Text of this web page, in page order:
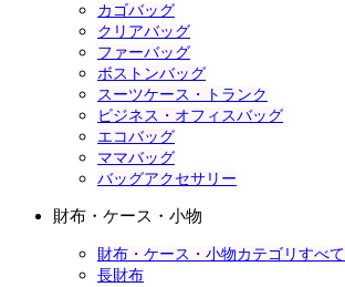
カゴバッグ
クリアバッグ
ファーバッグ
ボストンバッグ
スーツケース・トランク
ビジネス・オフィスバッグ
エコバッグ
ママバッグ
バッグアクセサリー
財布・ケース・小物
財布・ケース・小物カテゴリすべて
長財布